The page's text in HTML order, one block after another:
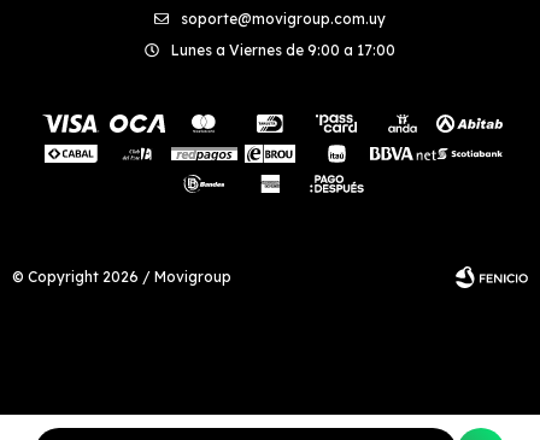
soporte@movigroup.com.uy
Lunes a Viernes de 9:00 a 17:00
© Copyright 2026 / Movigroup